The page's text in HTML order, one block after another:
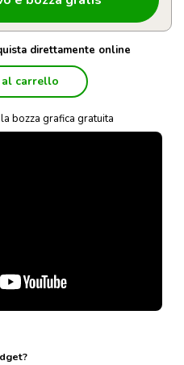
direttamente online
carrello
bozza grafica gratuita